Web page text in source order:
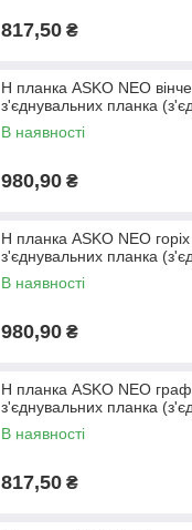
817,50 ₴
H планка ASKO NEO
з'єднувальних планка
В наявності
980,90 ₴
H планка ASKO NEO
з'єднувальних планка
В наявності
980,90 ₴
H планка ASKO NEO
з'єднувальних планка
В наявності
817,50 ₴